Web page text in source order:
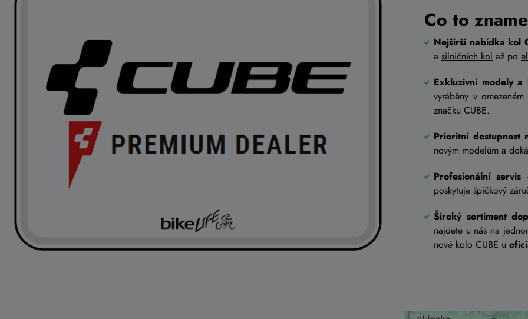
Co to
Nejširší nabídka kol
a silničních kol až po
Exkluzivní modely a
vyráběny v
značku CUBE.
Prioritní dostupnost
novým modelům a
Profesionální servis
poskytuje špičkový
Široký sortiment
najdete u nás na
nové kolo CUBE u